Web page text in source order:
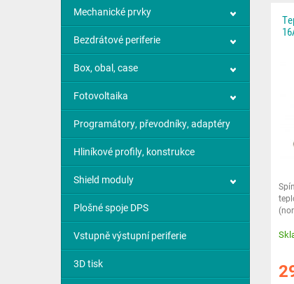
Mechanické prvky
Bezdrátové periferie
Box, obal, case
Fotovoltaika
Programátory, převodníky, adaptéry
Hliníkové profily, konstrukce
Shield moduly
Plošné spoje DPS
Vstupně výstupní periferie
3D tisk